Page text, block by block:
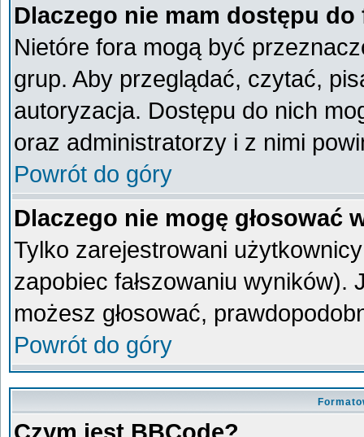
Dlaczego nie mam dostępu
Nietóre fora mogą być
grup. Aby przeglądać, czytać,
autoryzacja. Dostępu do nich
oraz administratorzy i z nimi
Powrót do góry
Dlaczego nie mogę głosować
Tylko zarejestrowani
zapobiec fałszowaniu wyników).
możesz głosować,
Powrót do góry